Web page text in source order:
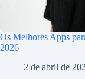
Os Melhores Apps
2026
2 de abril de